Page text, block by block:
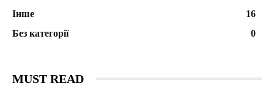
Інше
16
Без категорії
0
MUST READ